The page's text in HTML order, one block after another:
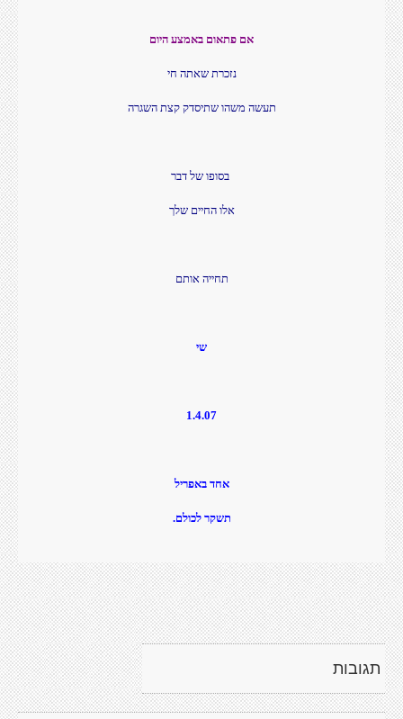
אם פתאום באמצע היום
נזכרת שאתה חי
תעשה משהו שתיסדק קצת השגרה
בסופו של דבר
אלו החיים שלך
תחייה אותם
שי
1.4.07
אחד באפריל
תשקר לכולם.
תגובות